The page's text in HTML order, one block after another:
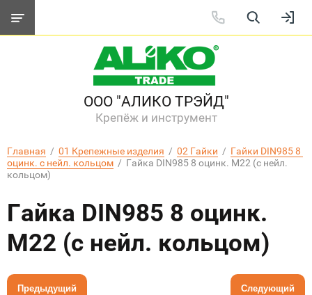
ООО "АЛИКО ТРЭЙД"
Крепёж и инструмент
Главная
  /
01 Крепежные изделия
  /
02 Гайки
  /
Гайки DIN985 8
оцинк. с нейл. кольцом
  /  Гайка DIN985 8 оцинк. M22 (с нейл.
кольцом)
Гайка DIN985 8 оцинк.
M22 (с нейл. кольцом)
Предыдущий Следующий